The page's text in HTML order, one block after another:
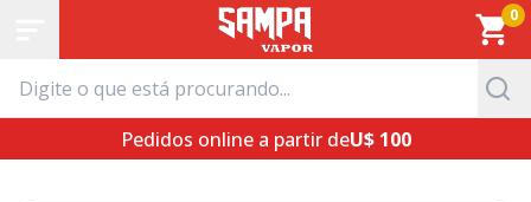
Pedidos online a partir deU$ 100
0